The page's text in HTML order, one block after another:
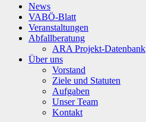
News
VABÖ-Blatt
Veranstaltungen
Abfallberatung
ARA Projekt-Datenbank
Über uns
Vorstand
Ziele und Statuten
Aufgaben
Unser Team
Kontakt